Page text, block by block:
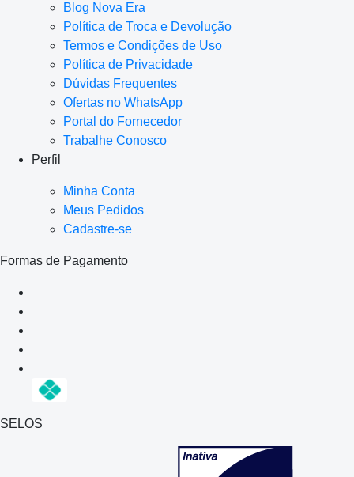
Blog Nova Era
Política de Troca e Devolução
Termos e Condições de Uso
Política de Privacidade
Dúvidas Frequentes
Ofertas no WhatsApp
Portal do Fornecedor
Trabalhe Conosco
Perfil
Minha Conta
Meus Pedidos
Cadastre-se
Formas de Pagamento
SELOS